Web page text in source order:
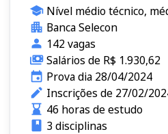
Nível médio técnico,
Banca Selecon
142 vagas
Salários de R$ 1.930,62
Prova dia 28/04/2024
Inscrições de 27/02/
46 horas de estudo
3 disciplinas